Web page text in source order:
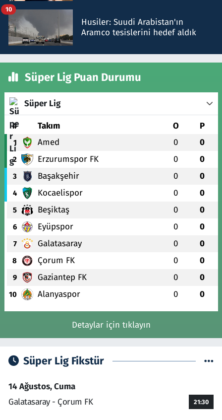
Husiler: Suudi Arabistan'ın
Aramco tesislerini hedef aldık
10
Süper Lig Puan Durumu
Süper Lig
# Takım O P
1 Amed 0 0
2 Erzurumspor FK 0 0
3 Başakşehir 0 0
4 Kocaelispor 0 0
5 Beşiktaş 0 0
6 Eyüpspor 0 0
7 Galatasaray 0 0
8 Çorum FK 0 0
9 Gaziantep FK 0 0
10 Alanyaspor 0 0
Detaylar için tıklayın
Süper Lig Fikstür
14 Ağustos, Cuma
Galatasaray - Çorum FK
21:30